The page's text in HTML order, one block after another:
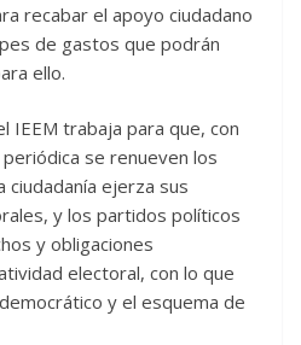
recabar el apoyo ciudadano
de gastos que podrán
ello.
IEEM trabaja para que, con
se renueven los
ciudadanía ejerza sus
y los partidos políticos
y obligaciones
electoral, con lo que
y el esquema de